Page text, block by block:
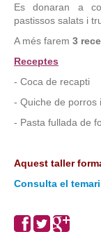
Es donaran a
pastissos salats i
A més farem 3
Receptes
- Coca de recapti
- Quiche de porros
- Pasta fullada de
Aquest taller
Consulta el temari